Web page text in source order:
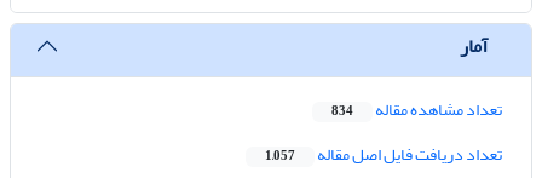
آمار
تعداد مشاهده مقاله 834
تعداد دریافت فایل اصل مقاله 1,057